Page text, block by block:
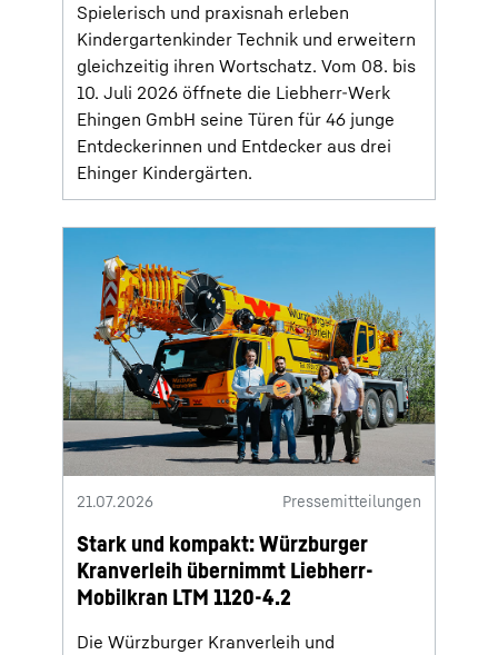
Spielerisch und praxisnah erleben
Kindergartenkinder Technik und erweitern
gleichzeitig ihren Wortschatz. Vom 08. bis
10. Juli 2026 öffnete die Liebherr-Werk
Ehingen GmbH seine Türen für 46 junge
Entdeckerinnen und Entdecker aus drei
Ehinger Kindergärten.
21.07.2026 Pressemitteilungen
Stark und kompakt: Würzburger
Kranverleih übernimmt Liebherr-
Mobilkran LTM 1120-4.2
Die Würzburger Kranverleih und